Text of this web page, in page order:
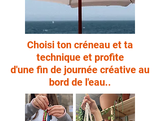
Choisi ton créneau et ta
technique et profite
d'une fin de journée créative au
bord de l'eau..